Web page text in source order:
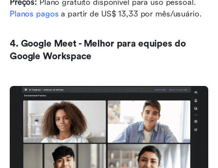
Preços:
Planos pagos a partir de US$ 13,33 por mês/usuário.
4. Google Meet - Melhor para equipes do
Google Workspace